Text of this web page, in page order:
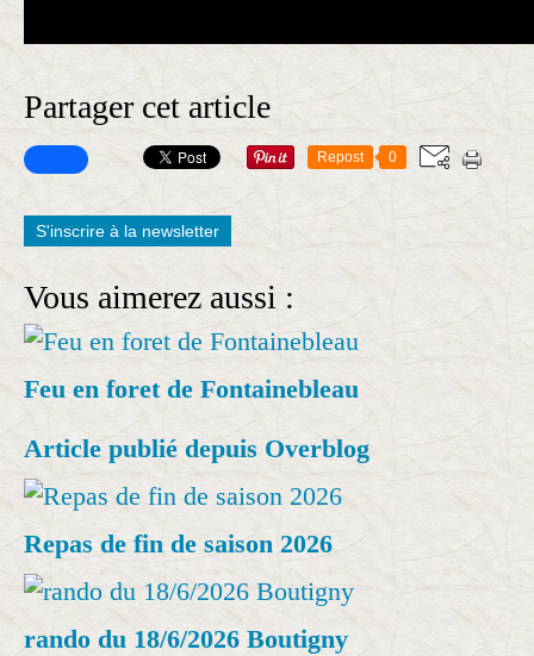
Partager cet article
Repost 0
S'inscrire à la newsletter
Vous aimerez aussi :
Feu en foret de Fontainebleau
Article publié depuis Overblog
Repas de fin de saison 2026
rando du 18/6/2026 Boutigny